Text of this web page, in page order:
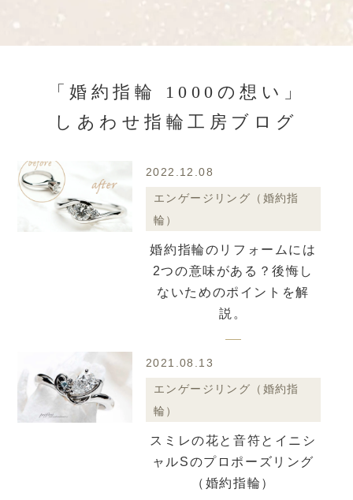
「婚約指輪 1000の想い」
しあわせ指輪工房ブログ
2022.12.08
エンゲージリング（婚約指
輪）
婚約指輪のリフォームには
2つの意味がある？後悔し
ないためのポイントを解
説。
2021.08.13
エンゲージリング（婚約指
輪）
スミレの花と音符とイニシ
ャルSのプロポーズリング
（婚約指輪）